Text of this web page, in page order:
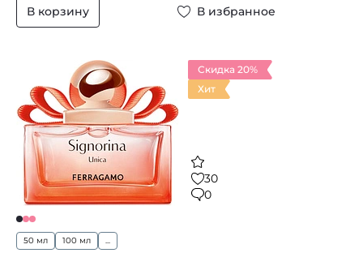
В корзину В избранное
Скидка 20%
Хит
30
0
50 мл 100 мл ...